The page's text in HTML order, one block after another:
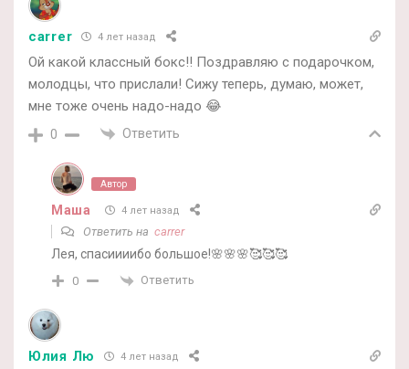
carrer 4 лет назад
Ой какой классный бокс!! Поздравляю с подарочком,
молодцы, что прислали! Сижу теперь, думаю, может,
мне тоже очень надо-надо 😂
0 Ответить
Автор
Маша 4 лет назад
Ответить на carrer
Лея, спасиииибо большое!🌸🌸🌸🥰🥰🥰
0 Ответить
Юлия Лю 4 лет назад